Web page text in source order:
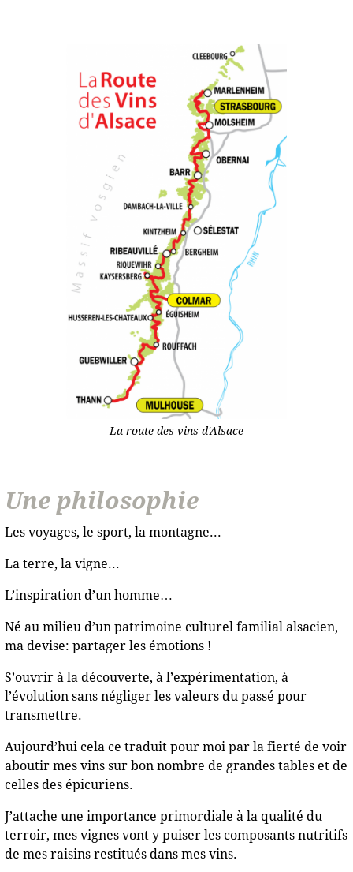
La route des vins d'Alsace
Une philosophie
Les voyages, le sport, la montagne...
La terre, la vigne...
L’inspiration d’un homme…
Né au milieu d’un patrimoine culturel familial alsacien,
ma devise: partager les émotions !
S’ouvrir à la découverte, à l’expérimentation, à
l’évolution sans négliger les valeurs du passé pour
transmettre.
Aujourd’hui cela ce traduit pour moi par la fierté de voir
aboutir mes vins sur bon nombre de grandes tables et de
celles des épicuriens.
J’attache une importance primordiale à la qualité du
terroir, mes vignes vont y puiser les composants nutritifs
de mes raisins restitués dans mes vins.